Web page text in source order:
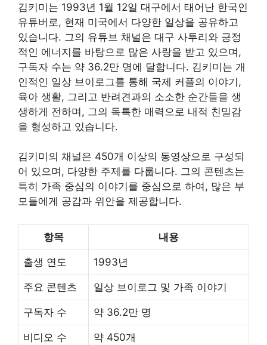
김키미는 1993년 1월 12일 대구에서 태어난 한국인
유튜버로, 현재 미국에서 다양한 일상을 공유하고
있습니다. 그의 유튜브 채널은 대구 사투리와 긍정
적인 에너지를 바탕으로 많은 사랑을 받고 있으며,
구독자 수는 약 36.2만 명에 달합니다. 김키미는 개
인적인 일상 브이로그를 통해 국제 커플의 이야기,
육아 생활, 그리고 반려견과의 소소한 순간들을 생
생하게 전하며, 그의 독특한 매력으로 내적 친밀감
을 형성하고 있습니다.
김키미의 채널은 450개 이상의 동영상으로 구성되
어 있으며, 다양한 주제를 다룹니다. 그의 콘텐츠는
특히 가족 중심의 이야기를 중심으로 하여, 많은 부
모들에게 공감과 위안을 제공합니다.
항목 내용
출생 연도 1993년
주요 콘텐츠 일상 브이로그 및 가족 이야기
구독자 수 약 36.2만 명
비디오 수 약 450개